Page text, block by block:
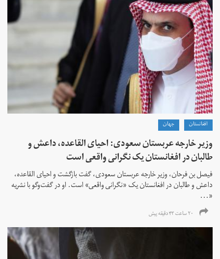
افغانستان جهان
وزیر خارجه عربستان سعودی: احیای القاعده،‌ داعش و
طالبان در افغانستان یک نگرانی واقعی است
فیصل بن فرحان، ‌وزیر خارجه عربستان سعودی، گفت بازگشت و احیای القاعده،‌
داعش و طالبان در افغانستان یک «نگرانی واقعی» است. او در گفت‌وگو با نشریه
«...
۲۰ ساعت ۴۳ دقیقه پیش